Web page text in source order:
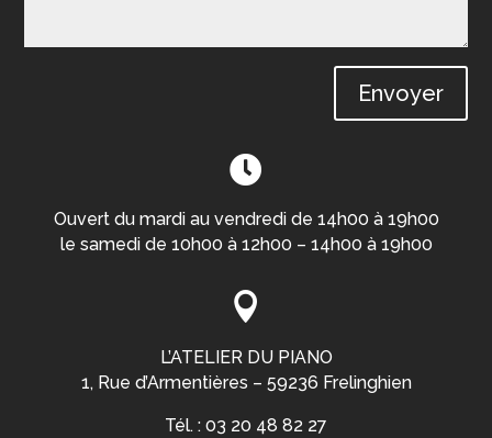
Envoyer

Ouvert du mardi au vendredi de 14h00 à 19h00
le samedi de 10h00 à 12h00 – 14h00 à 19h00

L’ATELIER DU PIANO
1, Rue d’Armentières – 59236 Frelinghien
Tél. : 03 20 48 82 27